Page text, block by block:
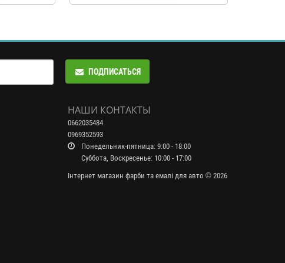
ПОДПИСАТЬСЯ
НАШИ КОНТАКТЫ
0662035484
0969352593
Понедельник-пятница: 9:00 - 18:00
Суббота, Воскресенье: 10:00 - 17:00
Інтернет магазин фарби та емалі для авто © 2026